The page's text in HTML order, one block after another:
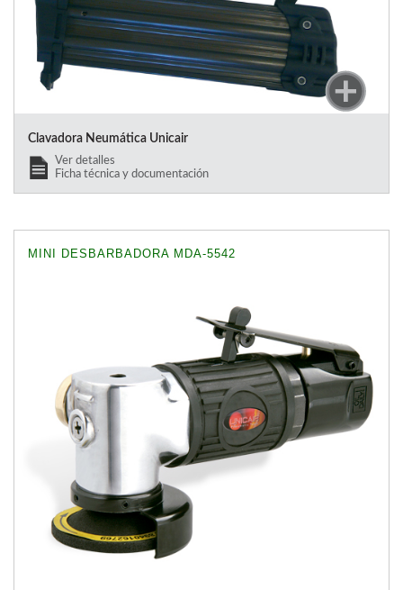
Clavadora Neumática Unicair
Ver detalles
Ficha técnica y documentación
MINI DESBARBADORA MDA-5542